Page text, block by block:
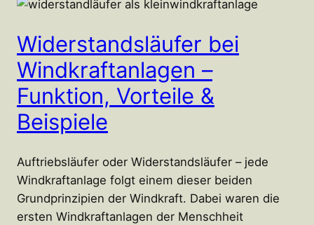
Widerstandsläufer bei
Windkraftanlagen –
Funktion, Vorteile &
Beispiele
Auftriebsläufer oder Widerstandsläufer – jede
Windkraftanlage folgt einem dieser beiden
Grundprinzipien der Windkraft. Dabei waren die
ersten Windkraftanlagen der Menschheit